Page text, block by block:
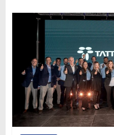
Autos,
camiones,
motos,
información
mundo
transporte